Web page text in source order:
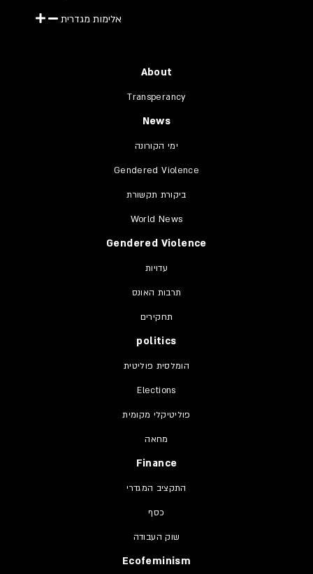
אלימות מגדרית
About
Transperancy
News
ימי הקורונה
Gendered Violence
ביקורת תקשורת
World News
Gendered Violence
עדויות
תרבות האונס
תחקירים
politics
הומלסית פוליטית
Elections
פוליטיקלי מקומית
מחאה
Finance
התקציב המגדרי
כסף
שוק העבודה
Ecofeminism